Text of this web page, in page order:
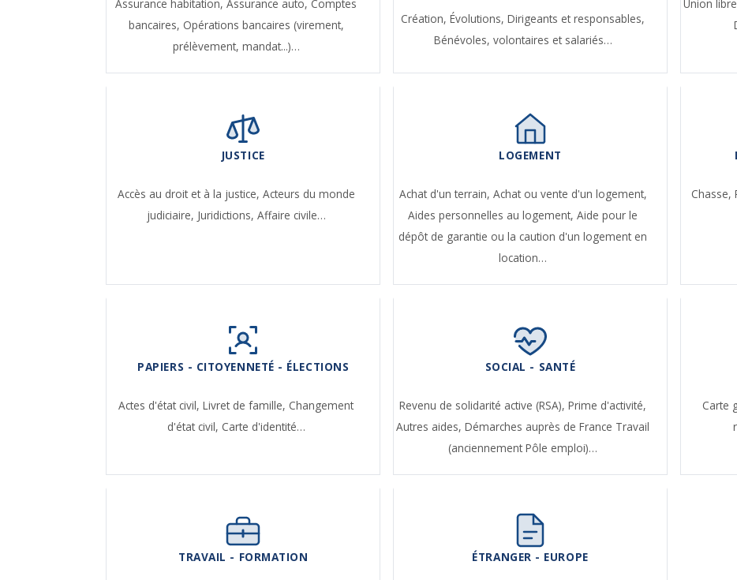
Assurance habitation,Assurance auto, Comptes
bancaires, Opérations bancaires (virement,
prélèvement, mandat...)…
Création,Évolutions,Dirigeants et responsables,
Bénévoles, volontaires et salariés…
Union
JUSTICE
Accès au droit et à la justice, Acteurs du monde
judiciaire, Juridictions, Affaire civile…
LOGEMENT
Achat d'un terrain, Achat ou vente d'un logement,
Aides personnelles au logement,Aide pour le
dépôt de garantie ou la caution d'un logement en
location…
Chasse,
PAPIERS - CITOYENNETÉ - ÉLECTIONS
Actes d'état civil,Livret de famille, Changement
d'état civil, Carte d'identité…
SOCIAL - SANTÉ
Revenu de solidarité active (RSA),Prime d'activité,
Autres aides,Démarches auprès de France Travail
(anciennement Pôle emploi)…
Carte
TRAVAIL - FORMATION ÉTRANGER - EUROPE